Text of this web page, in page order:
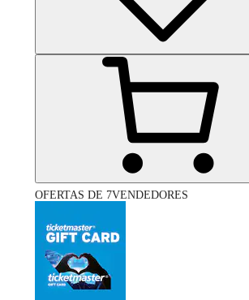
OFERTAS DE 7VENDEDORES